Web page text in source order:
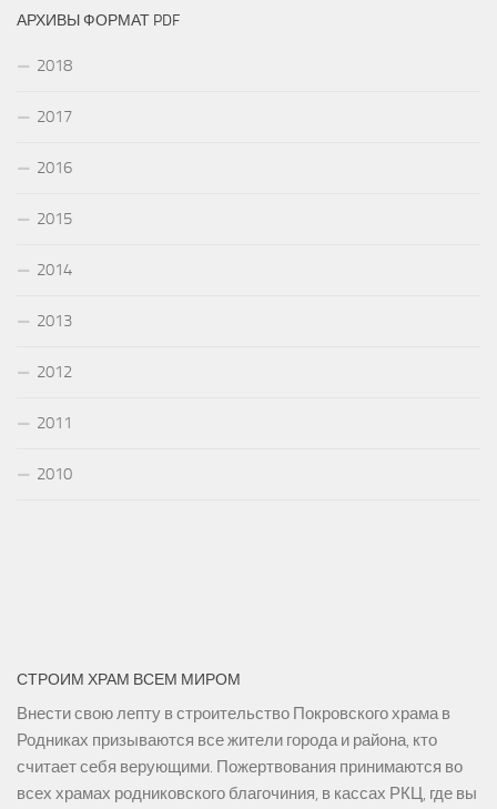
АРХИВЫ ФОРМАТ PDF
2018
2017
2016
2015
2014
2013
2012
2011
2010
СТРОИМ ХРАМ ВСЕМ МИРОМ
Внести свою лепту в строительство Покровского храма в
Родниках призываются все жители города и района, кто
считает себя верующими. Пожертвования принимаются во
всех храмах родниковского благочиния, в кассах РКЦ, где вы